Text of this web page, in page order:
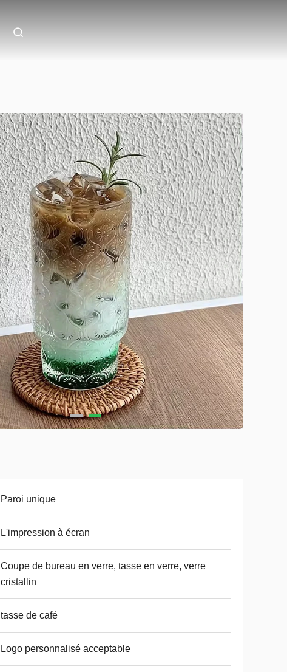
Paroi unique
L'impression à écran
Coupe de bureau en verre, tasse en verre, verre
cristallin
tasse de café
Logo personnalisé acceptable